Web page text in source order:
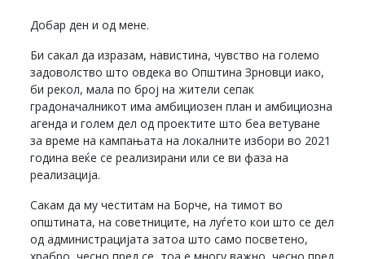
Добар ден и од мене.
Би сакал да изразам, навистина, чувство на големо
задоволство што овдека во Општина Зрновци иако,
би рекол, мала по број на жители сепак
градоначалникот има амбициозен план и амбициозна
агенда и голем дел од проектите што беа ветуване
за време на кампањата на локалните избори во 2021
година веќе се реализирани или се ви фаза на
реализација.
Сакам да му честитам на Борче, на тимот во
општината, на советниците, на луѓето кои што се дел
од администрацијата затоа што само посветено,